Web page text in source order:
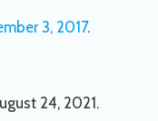
3, 2017.
24, 2021.